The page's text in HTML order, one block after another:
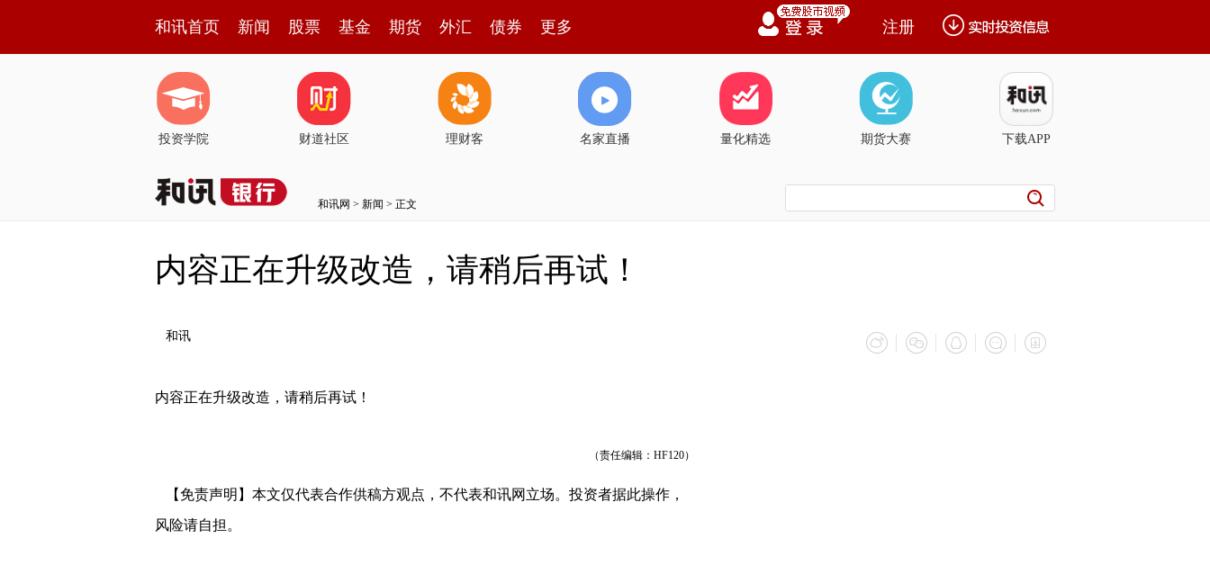
和讯首页 新闻 股票 基金 期货 外汇 债券 更多 注册
投资学院 财道社区 理财客 名家直播 量化精选 期货大赛 下载APP
和讯网 > 新闻 > 正文
内容正在升级改造，请稍后再试！
和讯
内容正在升级改造，请稍后再试！
（责任编辑：HF120）
【免责声明】本文仅代表合作供稿方观点，不代表和讯网立场。投资者据此操作，
风险请自担。